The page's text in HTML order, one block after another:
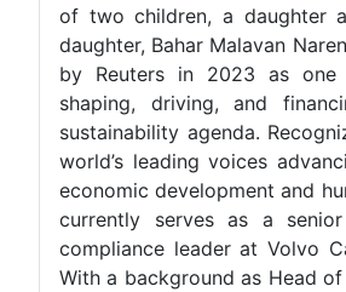
of two children, a
daughter, Bahar
by Reuters in 2023
shaping, driving, and
sustainability agenda.
world’s leading voices
economic development
currently serves as a
compliance leader at
With a background as